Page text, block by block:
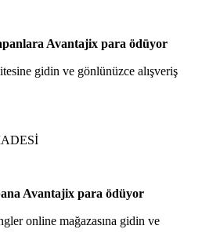
Avantajix para ödüyor
gidin ve gönlünüzce alışveriş
Avantajix para ödüyor
online mağazasına gidin ve